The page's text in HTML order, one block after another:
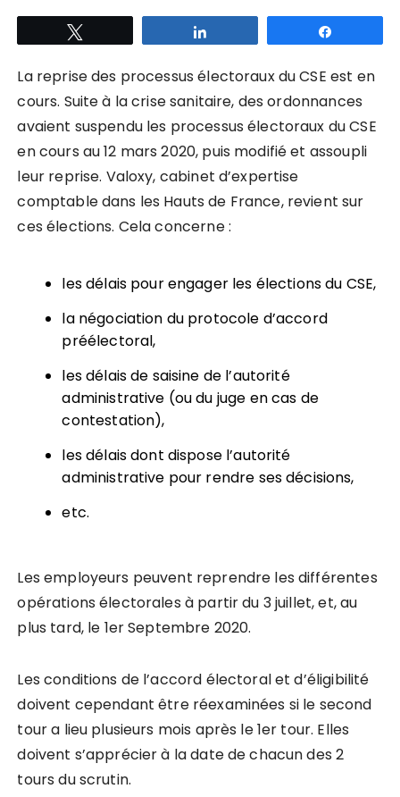
La reprise des processus électoraux du CSE est en
cours. Suite à la crise sanitaire, des ordonnances
avaient suspendu les processus électoraux du CSE
en cours au 12 mars 2020, puis modifié et assoupli
leur reprise. Valoxy, cabinet d’expertise
comptable dans les Hauts de France, revient sur
ces élections. Cela concerne :
les délais pour engager les élections du CSE,
la négociation du protocole d’accord
préélectoral,
les délais de saisine de l’autorité
administrative (ou du juge en cas de
contestation),
les délais dont dispose l’autorité
administrative pour rendre ses décisions,
etc.
Les employeurs peuvent reprendre les différentes
opérations électorales à partir du 3 juillet, et, au
plus tard, le 1er Septembre 2020.
Les conditions de l’accord électoral et d’éligibilité
doivent cependant être réexaminées si le second
tour a lieu plusieurs mois après le 1er tour. Elles
doivent s’apprécier à la date de chacun des 2
tours du scrutin.